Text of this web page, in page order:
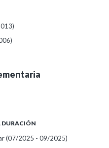
DURACIÓN
(07/2025 - 09/2025)